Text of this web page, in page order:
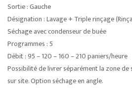
Sortie : Gauche
Désignation : Lavage + Triple rinçage
Séchage avec condenseur de buée
Programmes : 5
Débit : 95 – 120 – 160 – 210 paniers/heure
Possibilité de livrer séparément la zone de
sur site. Option séchage en angle.